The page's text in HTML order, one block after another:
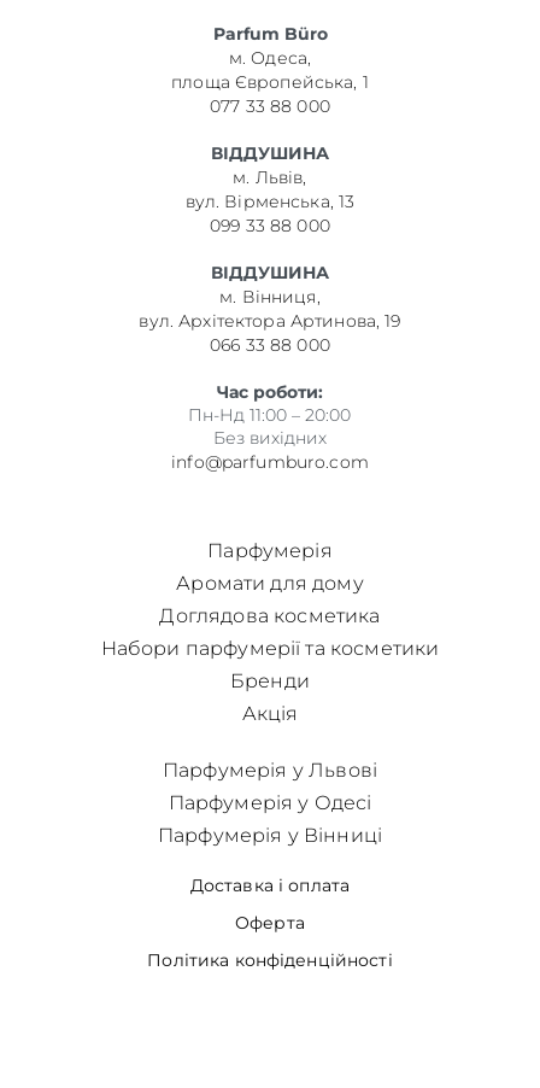
Parfum Büro
м. Одеса,
площа Європейська, 1
077 33 88 000
ВІДДУШИНА
м. Львів,
вул. Вірменська, 13
099 33 88 000
ВІДДУШИНА
м. Вінниця,
вул. Архітектора Артинова, 19
066 33 88 000
Час роботи:
Пн-Нд 11:00 – 20:00
Без вихідних
info@parfumburo.com
Парфумерія
Аромати для дому
Доглядова косметика
Набори парфумерії та косметики
Бренди
Акція
Доставка і оплата
Оферта
Політика конфіденційності
Парфумерія у Львові
Парфумерія у Одесі
Парфумерія у Вінниці